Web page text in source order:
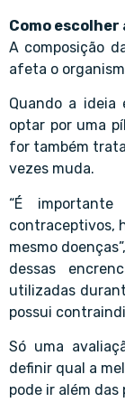
Como escolher
A composição
afeta o
Quando a
optar por uma
for também
vezes muda.
“É
contraceptivos,
mesmo
dessas
utilizadas
possui
Só uma
definir qual a
pode ir além das